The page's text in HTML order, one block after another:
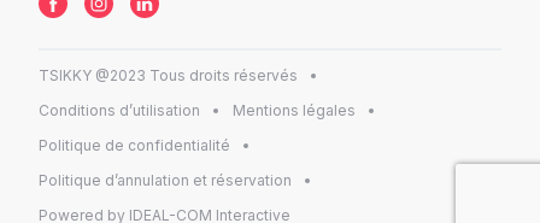
TSIKKY @2023 Tous droits réservés
Conditions d’utilisation
Mentions légales
Politique de confidentialité
Politique d’annulation et réservation
Powered by IDEAL-COM Interactive